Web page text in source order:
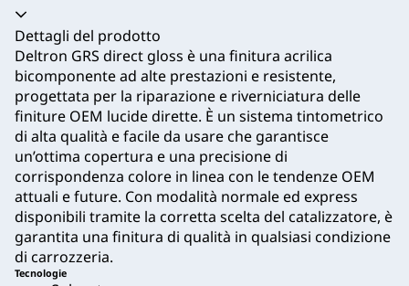
Dettagli del prodotto
Deltron GRS direct gloss è una finitura acrilica
bicomponente ad alte prestazioni e resistente,
progettata per la riparazione e riverniciatura delle
finiture OEM lucide dirette. È un sistema tintometrico
di alta qualità e facile da usare che garantisce
un’ottima copertura e una precisione di
corrispondenza colore in linea con le tendenze OEM
attuali e future. Con modalità normale ed express
disponibili tramite la corretta scelta del catalizzatore, è
garantita una finitura di qualità in qualsiasi condizione
di carrozzeria.
Tecnologie